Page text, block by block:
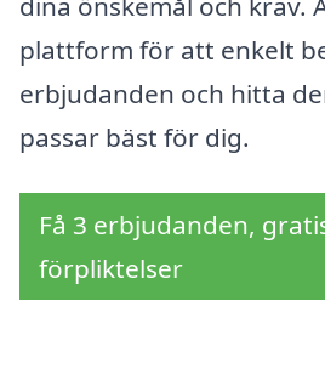
plattform för att enkelt
erbjudanden och hitta
passar bäst för dig.
Få 3 erbjudanden,
förpliktelser